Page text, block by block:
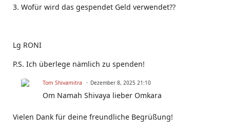
3. Wofür wird das gespendet Geld verwendet??
Lg RONI
P.S. Ich überlege nämlich zu spenden!
Tom Shivamitra Dezember 8, 2025 21:10
Om Namah Shivaya lieber Omkara
Vielen Dank für deine freundliche Begrüßung!